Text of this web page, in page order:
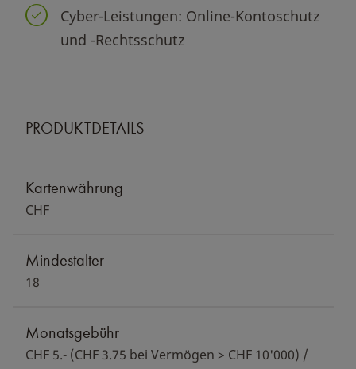
Cyber-Leistungen: Online-Kontoschutz
und -Rechtsschutz
PRODUKTDETAILS
Kartenwährung
CHF
Mindestalter
18
Monatsgebühr
CHF 5.- (CHF 3.75 bei Vermögen > CHF 10'000) /